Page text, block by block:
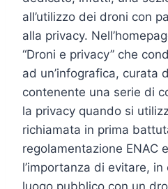
all’utilizzo dei droni con
alla privacy.
“Droni e privacy” che
ad un’infografica, curata
contenente una serie di
la privacy quando si
richiamata in prima
regolamentazione ENAC
l’importanza di evitare,